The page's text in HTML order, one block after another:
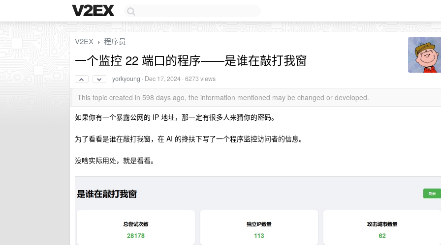
V2EX › 程序员
一个监控 22 端口的程序——是谁在敲打我窗
yorkyoung · Dec 17, 2024 · 6273 views
This topic created in 598 days ago, the information mentioned may be changed or developed.
如果你有一个暴露公网的 IP 地址，那一定有很多人来猜你的密码。
为了看看是谁在敲打我窗，在 AI 的搀扶下写了一个程序监控访问者的信息。
没啥实际用处，就是看看。